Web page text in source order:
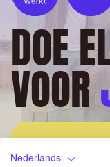
DOE
VOOR
Nederlands